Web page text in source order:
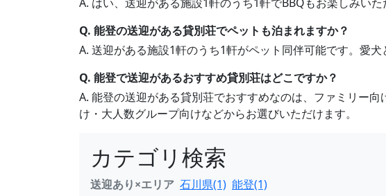
Q. 能登の送迎がある貸別荘でペットも泊まれますか？
A. 送迎がある施設1軒のうち1軒がペット同伴可能です。愛
Q. 能登で送迎があるおすすめ貸別荘はどこですか？
A. 能登の送迎がある貸別荘でおすすめなのは、ファミリー
け・大人数グループ向けなどからお選びいただけます。
カテゴリ検索
送迎あり×エリア 石川県(1) 能登(1)